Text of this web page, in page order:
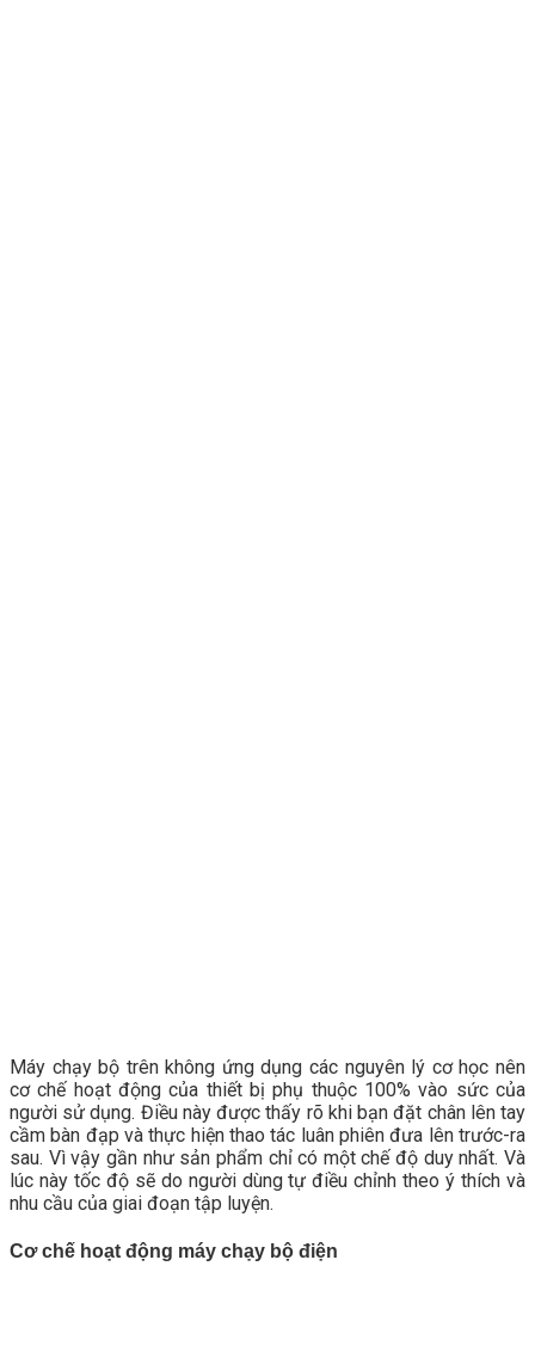
Máy chạy bộ trên không ứng dụng các nguyên lý cơ học nên
cơ chế hoạt động của thiết bị phụ thuộc 100% vào sức của
người sử dụng. Điều này được thấy rõ khi bạn đặt chân lên tay
cầm bàn đạp và thực hiện thao tác luân phiên đưa lên trước-ra
sau. Vì vậy gần như sản phẩm chỉ có một chế độ duy nhất. Và
lúc này tốc độ sẽ do người dùng tự điều chỉnh theo ý thích và
nhu cầu của giai đoạn tập luyện.
Cơ chế hoạt động máy chạy bộ điện